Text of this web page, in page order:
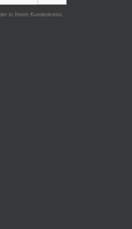
in Ihrem Kundenkonto